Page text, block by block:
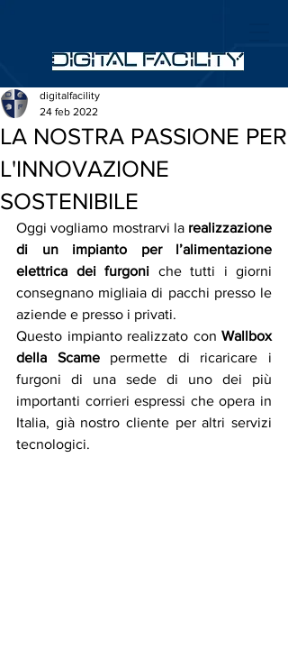
LA NOSTRA PASSIONE PER
L'INNOVAZIONE
SOSTENIBILE
digitalfacility
24 feb 2022
Oggi vogliamo mostrarvi la realizzazione
di un impianto per l’alimentazione
elettrica dei furgoni che tutti i giorni
consegnano migliaia di pacchi presso le
aziende e presso i privati.
Questo impianto realizzato con Wallbox
della Scame permette di ricaricare i
furgoni di una sede di uno dei più
importanti corrieri espressi che opera in
Italia, già nostro cliente per altri servizi
tecnologici.